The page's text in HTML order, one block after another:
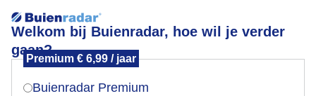
Welkom bij Buienradar, hoe wil je verder
gaan?
Premium € 6,99 / jaar
Buienradar Premium
Zaterdag op zn Paasbest
Mogen we je locatie gebruiken voor het